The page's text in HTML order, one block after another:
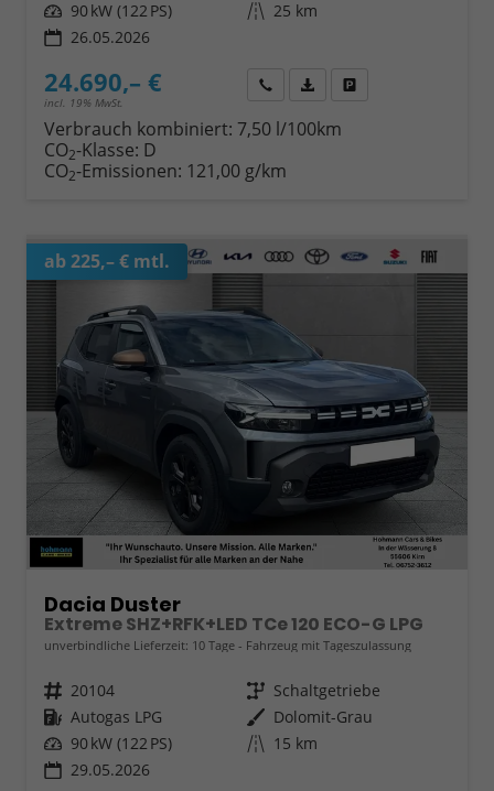
Leistung 90 kW (122 PS) Kilometerstand 25 km
26.05.2026
24.690,– €
incl. 19% MwSt.
Wir rufen Sie anFahrzeugexposé (PDF)
Verbrauch kombiniert: 7,50 l/100km
CO2-Klasse: D
CO2-Emissionen: 121,00 g/km
ab 225,– € mtl.
Dacia Duster
Extreme SHZ+RFK+LED TCe 120 ECO-G LPG
unverbindliche Lieferzeit: 10 Tage Fahrzeug mit Tageszulassung
Fahrzeugnr. 20104 Getriebe Schaltgetriebe
Kraftstoff Autogas LPG Außenfarbe Dolomit-Grau
Leistung 90 kW (122 PS) Kilometerstand 15 km
29.05.2026